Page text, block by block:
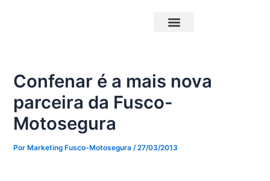
Confenar é a mais nova
parceira da Fusco-
Motosegura
PorMarketing Fusco-Motosegura /27/03/2013